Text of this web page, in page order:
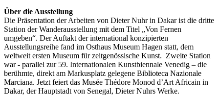
Über die Ausstellung
Die Präsentation der Arbeiten von Dieter Nuhr in Dakar ist die dritte
Station der Wanderausstellung mit dem Titel „Von Fernen
umgeben“. Der Auftakt der international konzipierten
Ausstellungsreihe fand im Osthaus Museum Hagen statt, dem
weltweit ersten Museum für zeitgenössische Kunst. Zweite Station
war - parallel zur 59. Internationalen Kunstbiennale Venedig – die
berühmte, direkt am Markusplatz gelegene Biblioteca Nazionale
Marciana. Jetzt feiert das Musée Thédore Monod d’Art Africain in
Dakar, der Hauptstadt von Senegal, Dieter Nuhrs Werke.